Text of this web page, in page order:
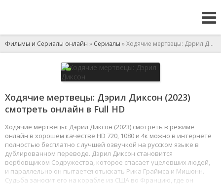
Фильмы и Сериалы онлайн » Сериалы » Ходячие мертвецы: Дэрил Диксон
Ходячие мертвецы: Дэрил Диксон (2023)
смотреть онлайн в Full HD
Ходячие мертвецы: Дэрил Диксон (2023) смотреть в режиме
онлайн в хорошем качестве HD 720, 1080 и 4к можно в интернете
полностью бесплатно с лучшей озвучкой на русском языке в
дублированном переводе. Дэрил Диксон становится
вербовщиком Содружества, которое спасает уцелевших людей,
и параллельно он пытается отыскать Рика Граймса и Мишонн.
Судьба заносит его на корабле из США во Францию, где он